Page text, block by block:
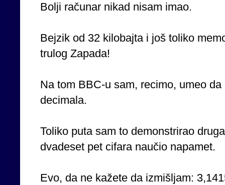
Bolji računar nikad nisam imao.
Bejzik od 32 kilobajta i još toliko
trulog Zapada!
Na tom BBC-u sam, recimo, umeo
decimala.
Toliko puta sam to demonstrirao
dvadeset pet cifara naučio napamet.
Evo, da ne kažete da izmišljam: